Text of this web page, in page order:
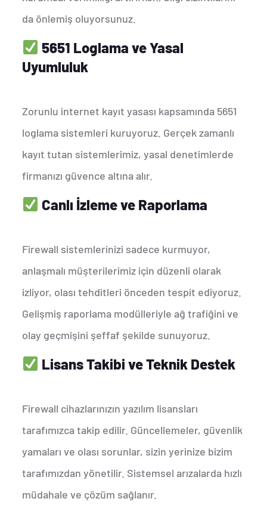
da önlemiş oluyorsunuz.
5651 Loglama ve Yasal
Uyumluluk
Zorunlu internet kayıt yasası kapsamında 5651
loglama sistemleri kuruyoruz. Gerçek zamanlı
kayıt tutan sistemlerimiz, yasal denetimlerde
firmanızı güvence altına alır.
Canlı İzleme ve Raporlama
Firewall sistemlerinizi sadece kurmuyor,
anlaşmalı müşterilerimiz için düzenli olarak
izliyor, olası tehditleri önceden tespit ediyoruz.
Gelişmiş raporlama modülleriyle ağ trafiğini ve
olay geçmişini şeffaf şekilde sunuyoruz.
Lisans Takibi ve Teknik Destek
Firewall cihazlarınızın yazılım lisansları
tarafımızca takip edilir. Güncellemeler, güvenlik
yamaları ve olası sorunlar, sizin yerinize bizim
tarafımızdan yönetilir. Sistemsel arızalarda hızlı
müdahale ve çözüm sağlanır.